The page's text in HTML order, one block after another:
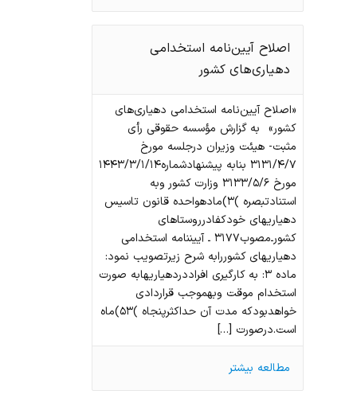
اصلاح آیین‌نامه استخدامی
دهیاری‌های کشور
«اصلاح آیین‌نامه استخدامی دهیاری‌های
کشور» به گزارش مؤسسه حقوقی رأی
مثبت- هيئت وزيران در‌جلسه مورخ
۳۱۳۱/۴/۷ بنا‌به پيشنهاد‌شماره۱۴۴۳/۳/۱/۱۴
مورخ ۳۱۳۳/۵/۶ وزارت كشور‌ و‌به
استناد‌تبصره )۳‌)مادهواحده قانون تاسيس
دهياريهاي خودكفا‌در‌روستاهاي
كشور‌ـ‌مصوب۳۱۷۷ ـ‌ آييننامه استخدامي
دهياريهاي كشور‌را‌به شرح زير‌تصويب نمود:
ماده ۳: به كارگيري افراد‌در‌دهياريها‌به صورت
استخدام موقت و‌بهموجب قراردادي
خواهد‌بود‌كه مدت آن حداكثر‌پنجاه )۵۳‌)ماه
است.‌درصورت […]
مطالعه بیشتر